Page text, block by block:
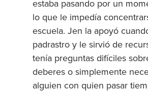
estaba pasando por un
lo que le impedía
escuela. Jen la apoyó
padrastro y le sirvió de
tenía preguntas difíciles
deberes o simplemente
alguien con quien pasar